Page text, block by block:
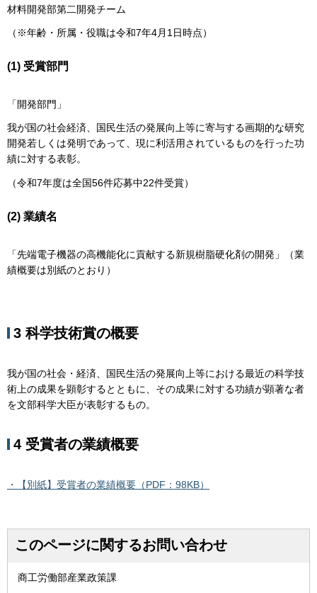
材料開発部第二開発チーム
（※年齢・所属・役職は令和7年4月1日時点）
(1) 受賞部門
「開発部門」
我が国の社会経済、国民生活の発展向上等に寄与する画期的な研究
開発若しくは発明であって、現に利活用されているものを行った功
績に対する表彰。
（令和7年度は全国56件応募中22件受賞）
(2) 業績名
「先端電子機器の高機能化に貢献する新規樹脂硬化剤の開発」（業
績概要は別紙のとおり）
3 科学技術賞の概要
我が国の社会・経済、国民生活の発展向上等における最近の科学技
術上の成果を顕彰するとともに、その成果に対する功績が顕著な者
を文部科学大臣が表彰するもの。
4 受賞者の業績概要
・【別紙】受賞者の業績概要（PDF：98KB）
このページに関するお問い合わせ
商工労働部産業政策課